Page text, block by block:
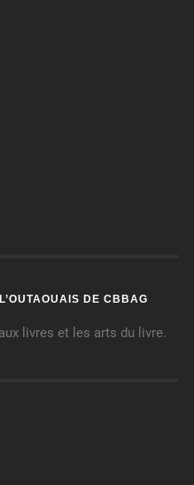
DE CBBAG
livres et les arts du livre.